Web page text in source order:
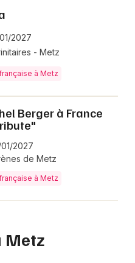
2027
- Metz
à Metz
Berger à France
2027
de Metz
à Metz
Metz